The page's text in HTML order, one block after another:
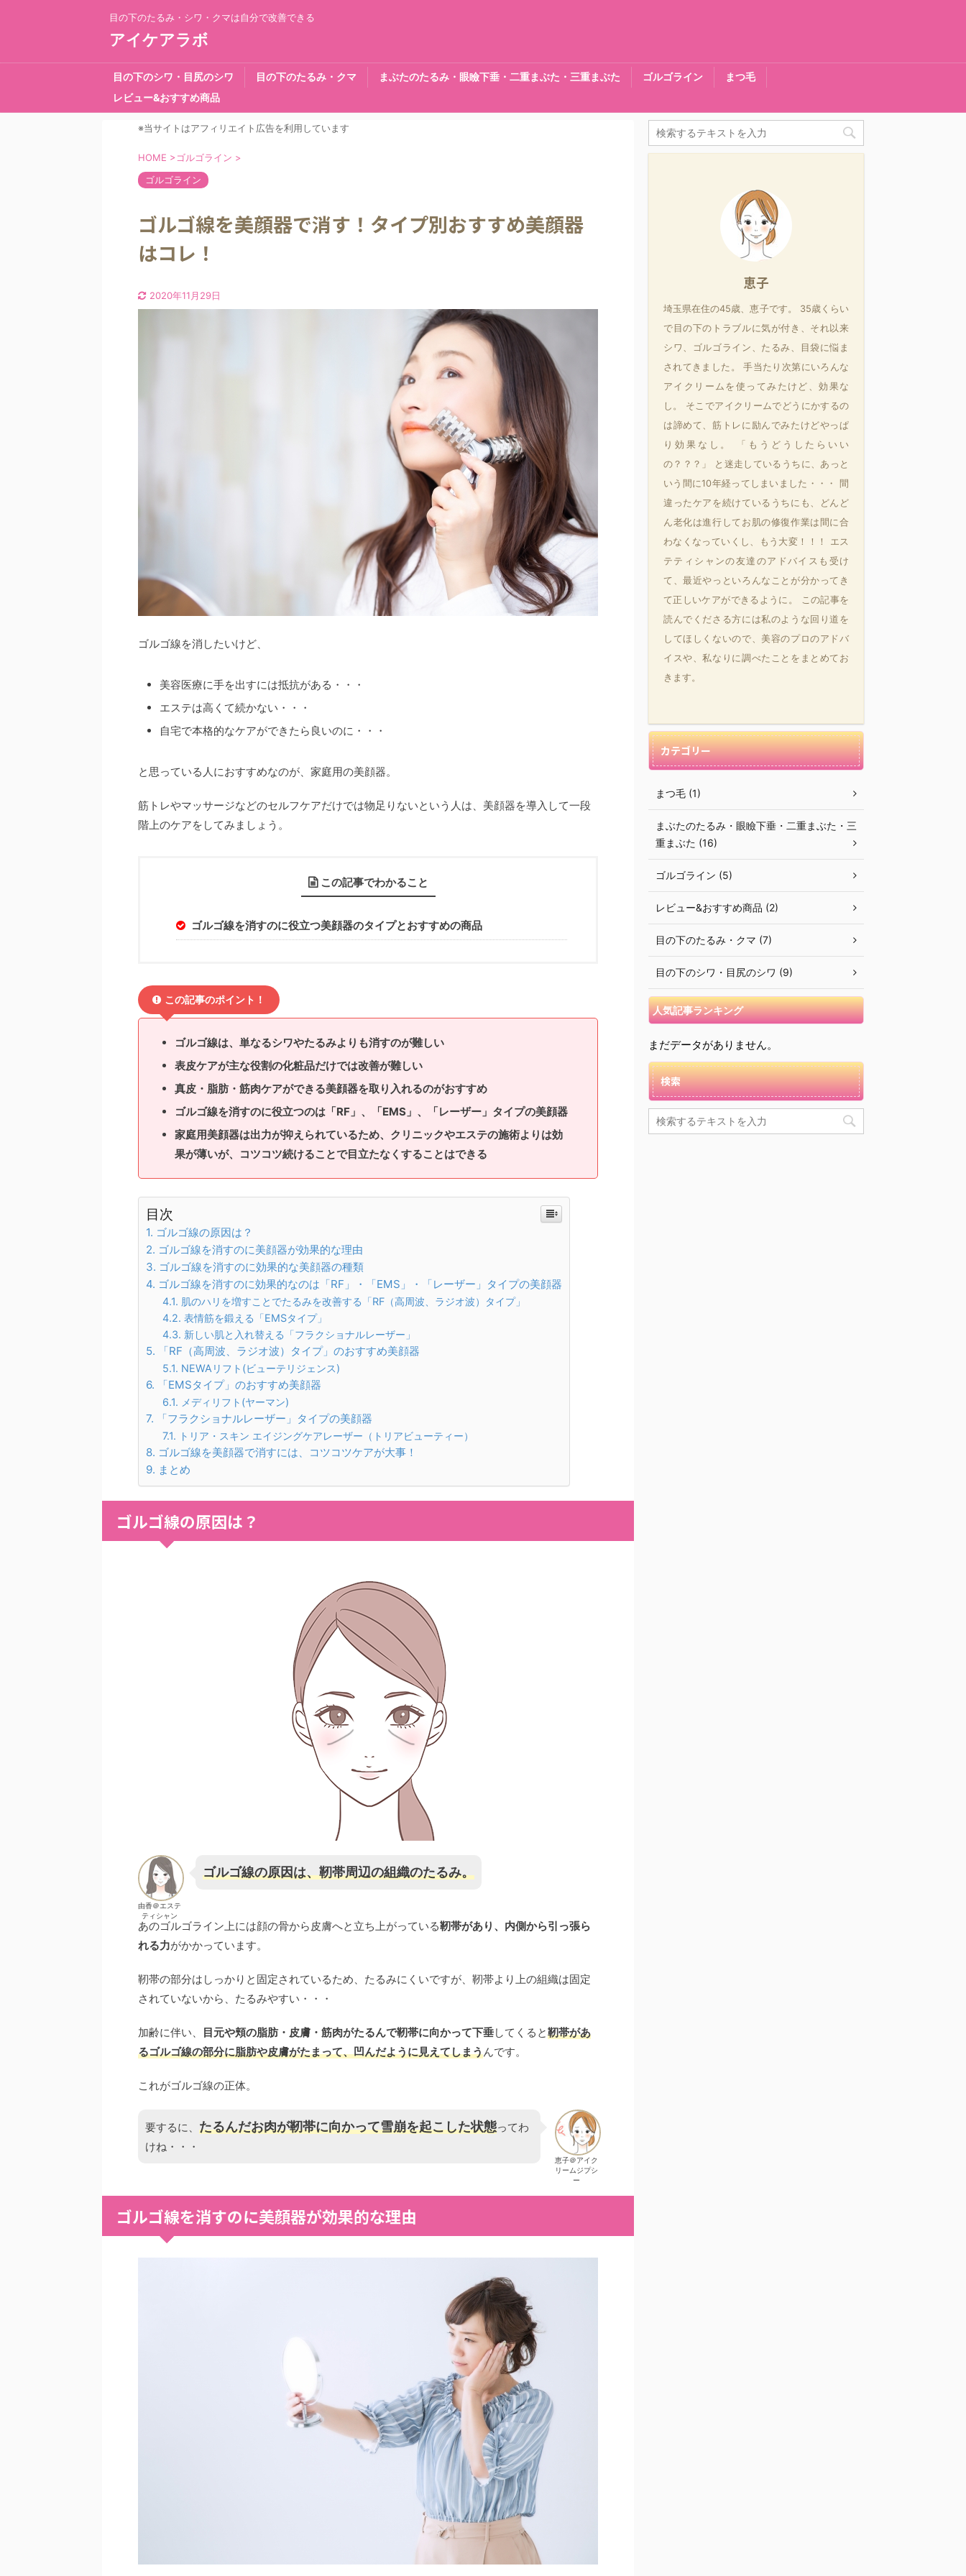
目の下のたるみ・シワ・クマは自分で改善できる
アイケアラボ
目の下のシワ・目尻のシワ 目の下のたるみ・クマ まぶたのたるみ・眼瞼下垂・二重まぶた・三重まぶた ゴルゴライン
まつ毛
レビュー&おすすめ商品
※当サイトはアフィリエイト広告を利用しています
HOME >ゴルゴライン >
ゴルゴライン
ゴルゴ線を美顔器で消す！タイプ別おすすめ美顔器
はコレ！
2020年11月29日
ゴルゴ線を消したいけど、
美容医療に手を出すには抵抗がある・・・
エステは高くて続かない・・・
自宅で本格的なケアができたら良いのに・・・
と思っている人におすすめなのが、家庭用の美顔器。
筋トレやマッサージなどのセルフケアだけでは物足りないという人は、美顔器を導入して一段
階上のケアをしてみましょう。
この記事でわかること
ゴルゴ線を消すのに役立つ美顔器のタイプとおすすめの商品
この記事のポイント！
ゴルゴ線は、単なるシワやたるみよりも消すのが難しい
表皮ケアが主な役割の化粧品だけでは改善が難しい
真皮・脂肪・筋肉ケアができる美顔器を取り入れるのがおすすめ
ゴルゴ線を消すのに役立つのは「RF」、「EMS」、「レーザー」タイプの美顔器
家庭用美顔器は出力が抑えられているため、クリニックやエステの施術よりは効
果が薄いが、コツコツ続けることで目立たなくすることはできる
目次
ゴルゴ線の原因は？
ゴルゴ線を消すのに美顔器が効果的な理由
ゴルゴ線を消すのに効果的な美顔器の種類
ゴルゴ線を消すのに効果的なのは「RF」・「EMS」・「レーザー」タイプの美顔器
肌のハリを増すことでたるみを改善する「RF（高周波、ラジオ波）タイプ」
表情筋を鍛える「EMSタイプ」
新しい肌と入れ替える「フラクショナルレーザー」
「RF（高周波、ラジオ波）タイプ」のおすすめ美顔器
NEWAリフト(ビューテリジェンス)
「EMSタイプ」のおすすめ美顔器
メディリフト(ヤーマン)
「フラクショナルレーザー」タイプの美顔器
トリア・スキン エイジングケアレーザー（トリアビューティー）
ゴルゴ線を美顔器で消すには、コツコツケアが大事！
まとめ
ゴルゴ線の原因は？
由香＠エステ
ティシャン
ゴルゴ線の原因は、靭帯周辺の組織のたるみ。
あのゴルゴライン上には顔の骨から皮膚へと立ち上がっている靭帯があり、内側から引っ張ら
れる力がかかっています。
靭帯の部分はしっかりと固定されているため、たるみにくいですが、靭帯より上の組織は固定
されていないから、たるみやすい・・・
加齢に伴い、 目元や頬の脂肪・皮膚・筋肉がたるんで靭帯に向かって下垂してくると靭帯があ
るゴルゴ線の部分に脂肪や皮膚がたまって、凹んだように見えてしまうんです。
これがゴルゴ線の正体。
恵子＠アイク
リームジプシ
ー
要するに、 たるんだお肉が靭帯に向かって雪崩を起こした状態ってわ
けね・・・
ゴルゴ線を消すのに美顔器が効果的な理由
恵子
埼玉県在住の45歳、恵子です。 35歳くらい
で目の下のトラブルに気が付き、それ以来
シワ、ゴルゴライン、たるみ、目袋に悩ま
されてきました。 手当たり次第にいろんな
アイクリームを使ってみたけど、効果な
し。 そこでアイクリームでどうにかするの
は諦めて、筋トレに励んでみたけどやっぱ
り効果なし。 「もうどうしたらいい
の？？？」 と迷走しているうちに、あっと
いう間に10年経ってしまいました・・・ 間
違ったケアを続けているうちにも、どんど
ん老化は進行してお肌の修復作業は間に合
わなくなっていくし、もう大変！！！ エス
テティシャンの友達のアドバイスも受け
て、最近やっといろんなことが分かってき
て正しいケアができるように。 この記事を
読んでくださる方には私のような回り道を
してほしくないので、美容のプロのアドバ
イスや、私なりに調べたことをまとめてお
きます。
カテゴリー
まつ毛 (1)
まぶたのたるみ・眼瞼下垂・二重まぶた・三
重まぶた (16)
ゴルゴライン (5)
レビュー&おすすめ商品 (2)
目の下のたるみ・クマ (7)
目の下のシワ・目尻のシワ (9)
人気記事ランキング
まだデータがありません。
検索